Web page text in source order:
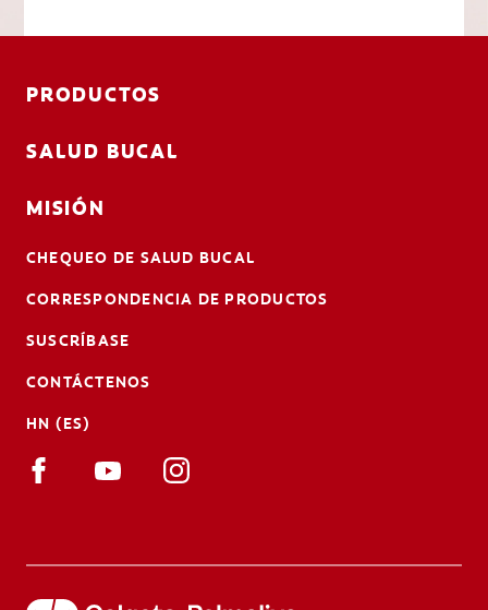
PRODUCTOS
SALUD BUCAL
MISIÓN
CHEQUEO DE SALUD BUCAL
CORRESPONDENCIA DE PRODUCTOS
SUSCRÍBASE
CONTÁCTENOS
HN (ES)